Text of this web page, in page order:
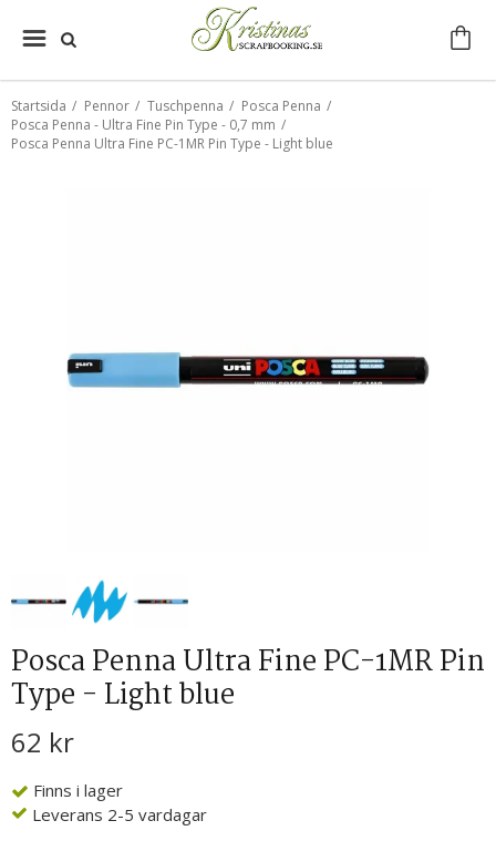
Startsida / Pennor / Tuschpenna / Posca Penna /
Posca Penna - Ultra Fine Pin Type - 0,7 mm /
Posca Penna Ultra Fine PC-1MR Pin Type - Light blue
Posca Penna Ultra Fine PC-1MR Pin
Type - Light blue
62 kr
Finns i lager
Leverans 2-5 vardagar